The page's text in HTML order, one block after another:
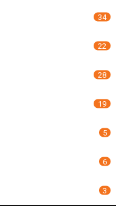
34
22
28
19
5
6
3